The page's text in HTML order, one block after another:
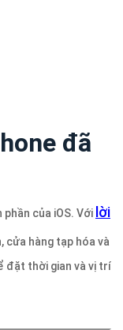
đã
của iOS. Với lời
cửa hàng tạp hóa và
đặt thời gian và vị trí